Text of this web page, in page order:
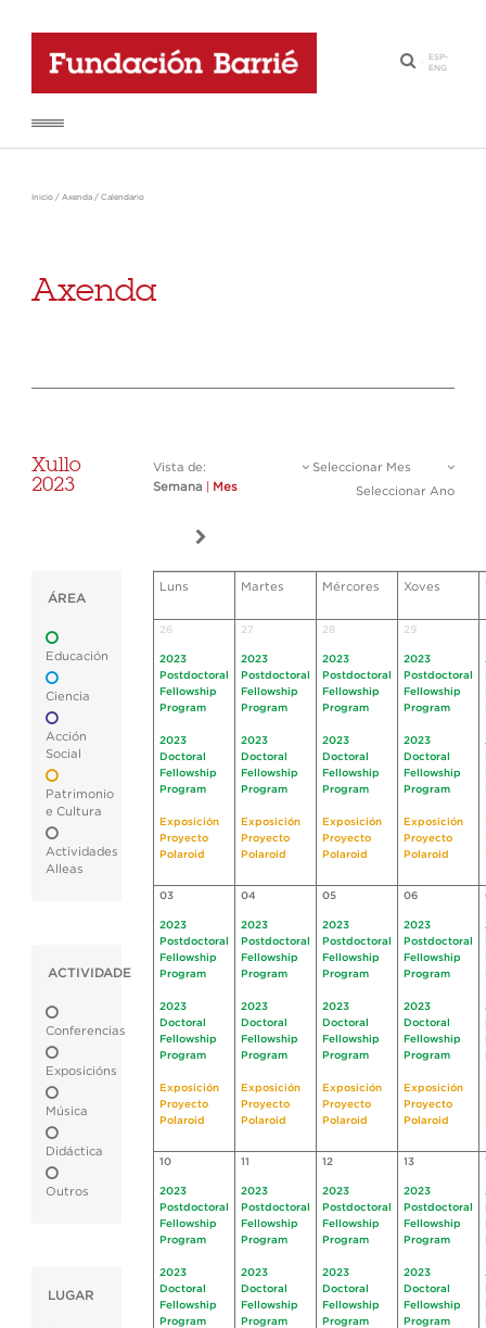
·
ESP-
ENG
Inicio / Axenda / Calendario
Axenda
Xullo
2023
Vista de:
Semana
Mes
Seleccionar Mes
Seleccionar Ano
ÁREA
Educación
Ciencia
Acción
Social
Patrimonio
e Cultura
Actividades
Alleas
ACTIVIDADE
Conferencias
Exposicións
Música
Didáctica
Outros
LUGAR
Luns Martes Mércores Xoves
26
2023
Postdoctoral
Fellowship
Program
2023
Doctoral
Fellowship
Program
Exposición
Proyecto
Polaroid
27
2023
Postdoctoral
Fellowship
Program
2023
Doctoral
Fellowship
Program
Exposición
Proyecto
Polaroid
28
2023
Postdoctoral
Fellowship
Program
2023
Doctoral
Fellowship
Program
Exposición
Proyecto
Polaroid
29
2023
Postdoctoral
Fellowship
Program
2023
Doctoral
Fellowship
Program
Exposición
Proyecto
Polaroid
03
2023
Postdoctoral
Fellowship
Program
2023
Doctoral
Fellowship
Program
Exposición
Proyecto
Polaroid
04
2023
Postdoctoral
Fellowship
Program
2023
Doctoral
Fellowship
Program
Exposición
Proyecto
Polaroid
05
2023
Postdoctoral
Fellowship
Program
2023
Doctoral
Fellowship
Program
Exposición
Proyecto
Polaroid
06
2023
Postdoctoral
Fellowship
Program
2023
Doctoral
Fellowship
Program
Exposición
Proyecto
Polaroid
10
2023
Postdoctoral
Fellowship
Program
2023
Doctoral
Fellowship
Program
11
2023
Postdoctoral
Fellowship
Program
2023
Doctoral
Fellowship
Program
12
2023
Postdoctoral
Fellowship
Program
2023
Doctoral
Fellowship
Program
13
2023
Postdoctoral
Fellowship
Program
2023
Doctoral
Fellowship
Program